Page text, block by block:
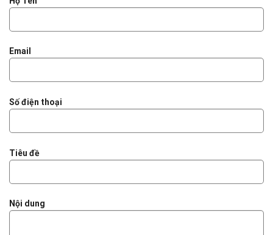
Email
Số điện thoại
Tiêu đề
Nội dung